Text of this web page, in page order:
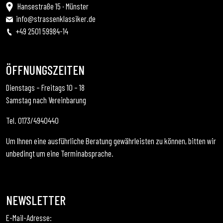
Hansestraße 15 · Münster
info@strassenklassiker.de
+49 2501 59984-14
ÖFFNUNGSZEITEN
Dienstags – Freitags 10 – 18
Samstag nach Vereinbarung
Tel. 0173/4940440
Um Ihnen eine ausführliche Beratung gewährleisten zu können, bitten wir
unbedingt um eine Terminabsprache.
NEWSLETTER
E-Mail-Adresse: